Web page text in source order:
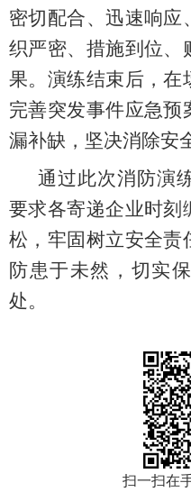
密切配合、迅速响应
织严密、措施到位、
果。 演练结束后，在
完善突发事件应急预
漏补缺，坚决消除安
通过此次消防演
要求各寄递企业时刻
松，牢固树立安全责
防患于未然，切实
处。
扫一扫在